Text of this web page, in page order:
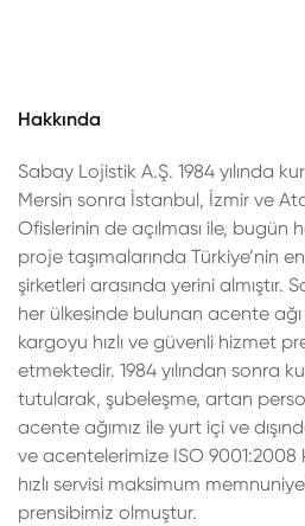
Hakkında
Sabay Lojistik A.Ş. 1984 yılında
Mersin sonra İstanbul, İzmir ve
Ofislerinin de açılması ile, bugün
proje taşımalarında Türkiye’nin
şirketleri arasında yerini almıştır.
her ülkesinde bulunan acente
kargoyu hızlı ve güvenli hizmet
etmektedir. 1984 yılından sonra
tutularak, şubeleşme, artan
acente ağımız ile yurt içi ve
ve acentelerimize ISO 9001:2008
hızlı servisi maksimum
prensibimiz olmuştur.